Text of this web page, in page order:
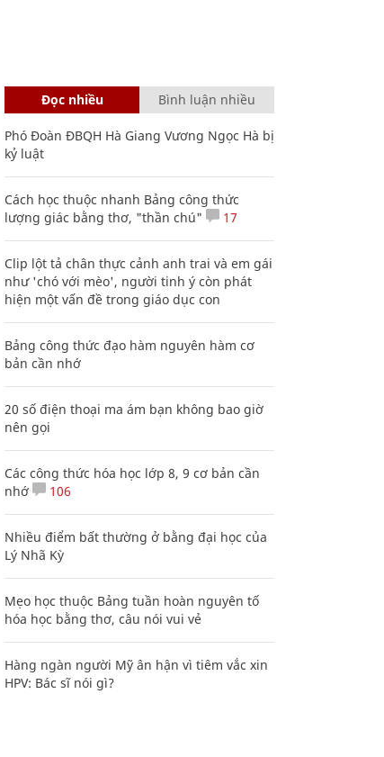
Đọc nhiều Bình luận nhiều
Phó Đoàn ĐBQH Hà Giang Vương Ngọc Hà bị
kỷ luật
Cách học thuộc nhanh Bảng công thức
lượng giác bằng thơ, "thần chú"
17
Clip lột tả chân thực cảnh anh trai và em gái
như 'chó với mèo', người tinh ý còn phát
hiện một vấn đề trong giáo dục con
Bảng công thức đạo hàm nguyên hàm cơ
bản cần nhớ
20 số điện thoại ma ám bạn không bao giờ
nên gọi
Các công thức hóa học lớp 8, 9 cơ bản cần
nhớ
106
Nhiều điểm bất thường ở bằng đại học của
Lý Nhã Kỳ
Mẹo học thuộc Bảng tuần hoàn nguyên tố
hóa học bằng thơ, câu nói vui vẻ
Hàng ngàn người Mỹ ân hận vì tiêm vắc xin
HPV: Bác sĩ nói gì?